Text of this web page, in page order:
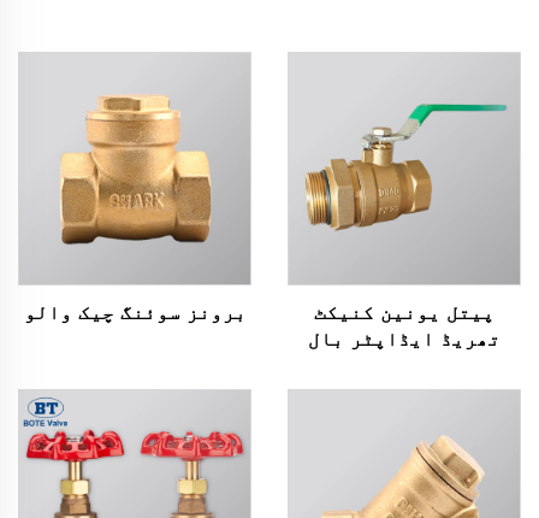
پیتل یونین کنیکٹ
تھریڈ ایڈاپٹر بال
برونز سوئنگ چیک والو